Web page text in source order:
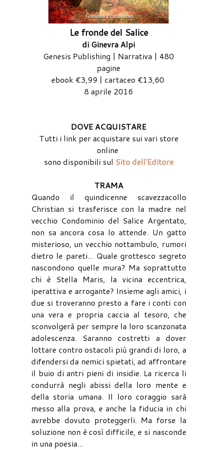
Le fronde del Salice
di Ginevra Alpi
Genesis Publishing | Narrativa | 480
pagine
ebook €3,99 | cartaceo €13,60
8 aprile 2016
DOVE ACQUISTARE
Tutti i link per acquistare sui vari store
online
sono disponibili sul Sito dell'Editore
TRAMA
Quando il quindicenne scavezzacollo
Christian si trasferisce con la madre nel
vecchio Condominio del Salice Argentato,
non sa ancora cosa lo attende. Un gatto
misterioso, un vecchio nottambulo, rumori
dietro le pareti... Quale grottesco segreto
nascondono quelle mura? Ma soprattutto
chi è Stella Maris, la vicina eccentrica,
iperattiva e arrogante? Insieme agli amici, i
due si troveranno presto a fare i conti con
una vera e propria caccia al tesoro, che
sconvolgerà per sempre la loro scanzonata
adolescenza. Saranno costretti a dover
lottare contro ostacoli più grandi di loro, a
difendersi da nemici spietati, ad affrontare
il buio di antri pieni di insidie. La ricerca li
condurrà negli abissi della loro mente e
della storia umana. Il loro coraggio sarà
messo alla prova, e anche la fiducia in chi
avrebbe dovuto proteggerli. Ma forse la
soluzione non è così difficile, e si nasconde
in una poesia...